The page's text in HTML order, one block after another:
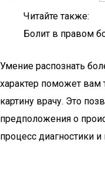
Читайте также:
Болит в правом
Умение распознать
характер поможет вам
картину врачу. Это
предположения о
процесс диагностики и